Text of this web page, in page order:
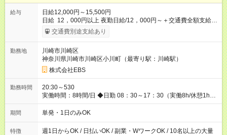
給与
日給12,000円～15,500円
日給 12，000円以上 夜勤日給/12，000円～＋交通費全額支給 ◆
スタートダッシュに 入社祝金最大200，000円を支給！ 研修手
当(法定研修20時間)：時給1225円×20時間＝24，500円を支給！
共交通機関を利用の履歴を提出で、交通費全額支給！ 自動車通
勤・バイク通勤もOK ◆日当保証 たとえ仕事が1時間で終わって
も 日当は全額お支払いします！ 業者さんと協力し合って、早く
仕事を終えるほど、お得……！ ◆その他 資格応援手当・隊長手
当等 アルバイトから社員雇用までのキャリアアップを楽しめ
るスキームをご用意しております☆ 【試用期間】試用期間なし
交通費別途支給あり
勤務地
川崎市川崎区
神奈川県川崎市川崎区小川町（最寄り駅：川崎駅）
株式会社EBS
勤務時間
20:30～530
実働時間：8時間/日 ◆日勤 08：30～17：30（実働8h/休憩1h）
◆夜勤 20：30～翌05：30（実働8h/休憩1h） ※勤務地により勤
務時間は多少変動あり ◆希望のシフトで働ける！ 希望の勤務日
夜勤・深夜・早朝のお仕事もございます
期間 単発・1日のみOK
特徴
週1日からOK / 日払いOK / 副業・WワークOK / 10名以上の大量